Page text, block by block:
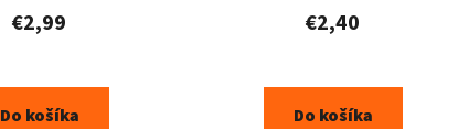
€2,99
Do košíka
€2,40
Do košíka